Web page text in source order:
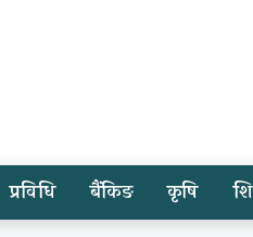
प्रविधि बैंकिङ कृषि